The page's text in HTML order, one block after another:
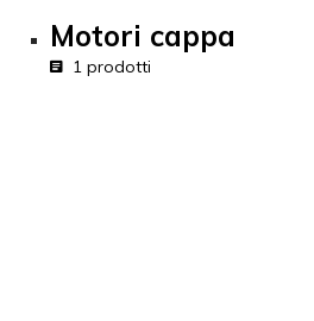
Motori cappa
1 prodotti